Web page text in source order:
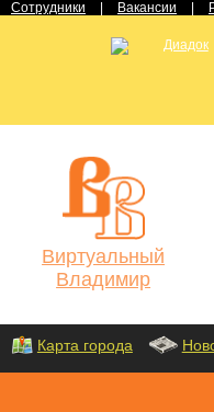
Сотрудники Вакансии
Виртуальный
Владимир
Карта города